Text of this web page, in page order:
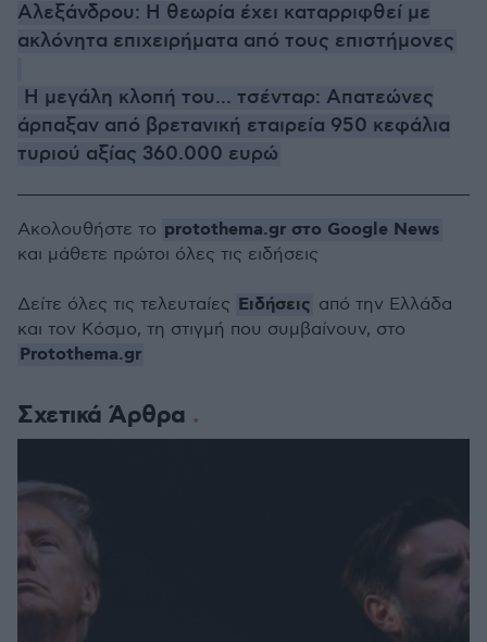
Αλεξάνδρου: Η θεωρία έχει καταρριφθεί με
ακλόνητα επιχειρήματα από τους επιστήμονες
Η μεγάλη κλοπή του... τσένταρ: Απατεώνες
άρπαξαν από βρετανική εταιρεία 950 κεφάλια
τυριού αξίας 360.000 ευρώ
Σχετικά Άρθρα
Ακολουθήστε το protothema.gr στο Google News
και μάθετε πρώτοι όλες τις ειδήσεις
Δείτε όλες τις τελευταίες Ειδήσεις από την Ελλάδα
και τον Κόσμο, τη στιγμή που συμβαίνουν, στο
Protothema.gr